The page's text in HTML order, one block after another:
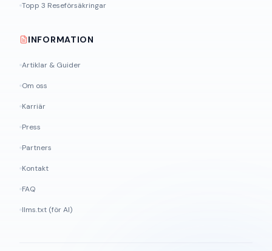
Topp 3 Reseförsäkringar
INFORMATION
Artiklar & Guider
Om oss
Karriär
Press
Partners
Kontakt
FAQ
llms.txt (för AI)